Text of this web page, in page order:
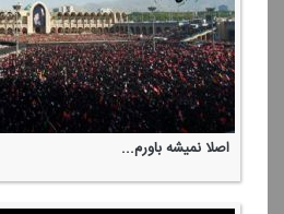
اصلا نمیشه باورم...